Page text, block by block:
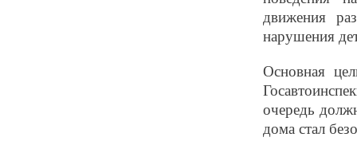
движения
нарушения
Основная
очередь
дома стал